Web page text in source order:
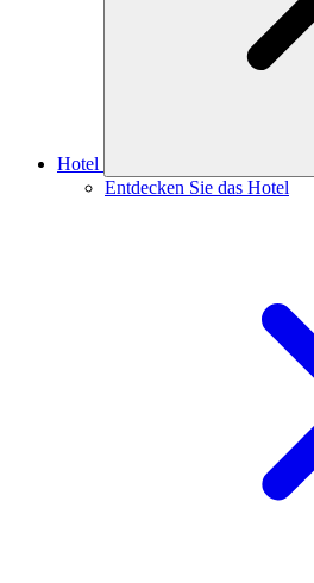
Hotel
Entdecken Sie das Hotel